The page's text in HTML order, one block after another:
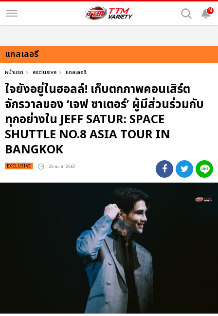
N
แกลเลอรี
หน้าแรก exclusive แกลเลอรี
ใจยังอยู่ในฮอลล์! เก็บตกภาพคอนเสิร์ต
จักรวาลของ ‘เจฟ ซาเตอร์’ ผู้มีส่วนร่วมกับ
ทุกอย่างใน JEFF SATUR: SPACE
SHUTTLE NO.8 ASIA TOUR IN
BANGKOK
EXCLUSIVE : 25 เม.ย. 2567